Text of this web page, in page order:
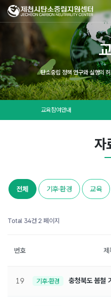
탄소중립 정책 연구와 실행의
교육참여안내
자
전체 기후·환경 교육
Total 34건2 페이지
번호 제
19 기후·환경 충청북도 봄철